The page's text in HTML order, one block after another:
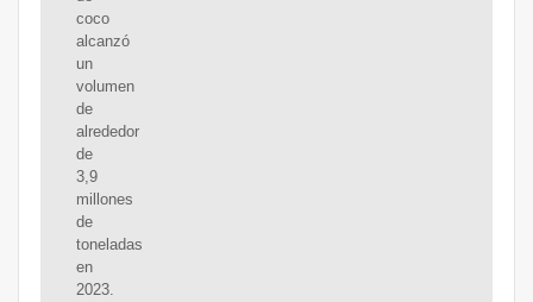
coco
alcanzó
un
volumen
de
alrededor
de
3,9
millones
de
toneladas
en
2023.